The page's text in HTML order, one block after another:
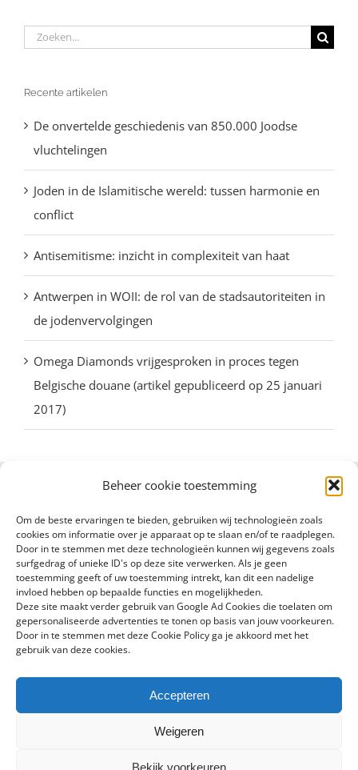
Beheer cookie toestemming
Om de beste ervaringen te bieden, gebruiken wij technologieën zoals
cookies om informatie over je apparaat op te slaan en/of te raadplegen.
Door in te stemmen met deze technologieën kunnen wij gegevens zoals
surfgedrag of unieke ID's op deze site verwerken. Als je geen
toestemming geeft of uw toestemming intrekt, kan dit een nadelige
invloed hebben op bepaalde functies en mogelijkheden.
Deze site maakt verder gebruik van Google Ad Cookies die toelaten om
gepersonaliseerde advertenties te tonen op basis van jouw voorkeuren.
Door in te stemmen met deze Cookie Policy ga je akkoord met het
gebruik van deze cookies.
Accepteren
Weigeren
Bekijk voorkeuren
Zoeken
Recente artikelen
De onvertelde geschiedenis van 850.000 Joodse
vluchtelingen
Joden in de Islamitische wereld: tussen harmonie en
conflict
Antisemitisme: inzicht in complexiteit van haat
Antwerpen in WOII: de rol van de stadsautoriteiten in
de jodenvervolgingen
Omega Diamonds vrijgesproken in proces tegen
Belgische douane (artikel gepubliceerd op 25 januari
2017)
Copyright 2016 - 2024 Sylvain Goldberg | All Rights Reserved |